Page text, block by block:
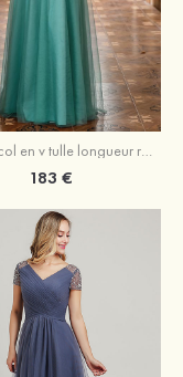
Trapèze col en v tulle longueur ras du sol robe de mère de la mariée avec perles paillettes
183 €